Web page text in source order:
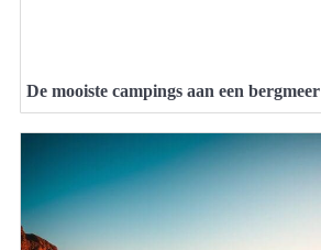
De mooiste campings aan een bergmeer